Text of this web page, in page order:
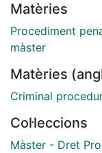
revolución
los avances
transformador
Matèries
Procediment
màster
Matèries
Criminal
Col·leccions
Màster - Dret